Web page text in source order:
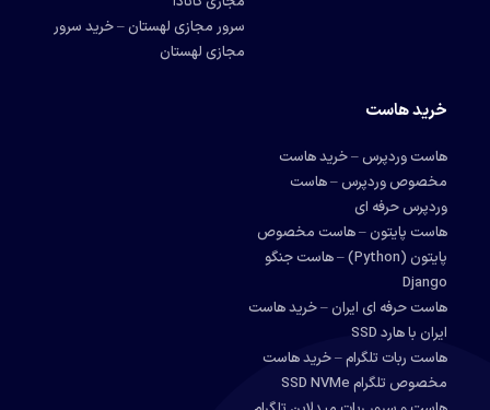
سرور مجازی لهستان – خرید سرور
مجازی لهستان
خرید هاست
هاست وردپرس – خرید هاست
مخصوص وردپرس – هاست
وردپرس حرفه ای
هاست پایتون – هاست مخصوص
پایتون (Python) – هاست جنگو
Django
هاست حرفه ای ایران – خرید هاست
ایران با هارد SSD
هاست ربات تلگرام – خرید هاست
مخصوص تلگرام SSD NVMe